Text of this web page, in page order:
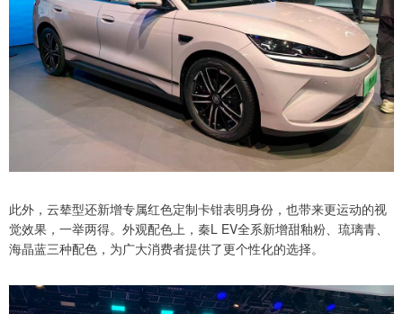
此外，云辇型还新增专属红色定制卡钳表明身份，也带来更运动的视
觉效果，一举两得。外观配色上，秦L EV全系新增甜釉粉、琉璃青、
海晶蓝三种配色，为广大消费者提供了更个性化的选择。